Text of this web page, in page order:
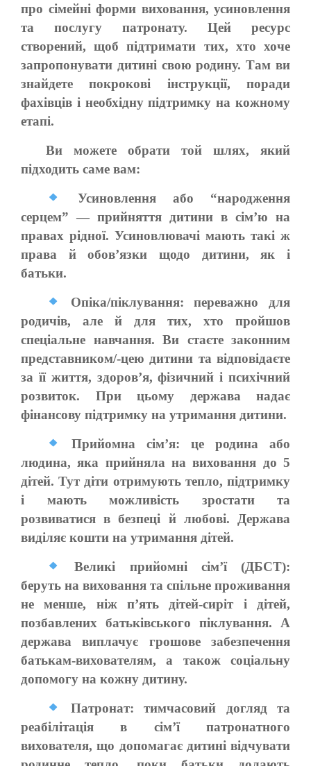
про сімейні форми виховання, усиновлення
та послугу патронату. Цей ресурс
створений, щоб підтримати тих, хто хоче
запропонувати дитині свою родину. Там ви
знайдете покрокові інструкції, поради
фахівців і необхідну підтримку на кожному
етапі.
Ви можете обрати той шлях, який
підходить саме вам:
Усиновлення або “народження
серцем” — прийняття дитини в сім’ю на
правах рідної. Усиновлювачі мають такі ж
права й обовʼязки щодо дитини, як і
батьки.
Опіка/піклування: переважно для
родичів, але й для тих, хто пройшов
спеціальне навчання. Ви стаєте законним
представником/-цею дитини та відповідаєте
за її життя, здоров’я, фізичний і психічний
розвиток. При цьому держава надає
фінансову підтримку на утримання дитини.
Прийомна сім’я: це родина або
людина, яка прийняла на виховання до 5
дітей. Тут діти отримують тепло, підтримку
і мають можливість зростати та
розвиватися в безпеці й любові. Держава
виділяє кошти на утримання дітей.
Великі прийомні сім’ї (ДБСТ):
беруть на виховання та спільне проживання
не менше, ніж пʼять дітей-сиріт і дітей,
позбавлених батьківського піклування. А
держава виплачує грошове забезпечення
батькам-вихователям, а також соціальну
допомогу на кожну дитину.
Патронат: тимчасовий догляд та
реабілітація в сім’ї патронатного
вихователя, що допомагає дитині відчувати